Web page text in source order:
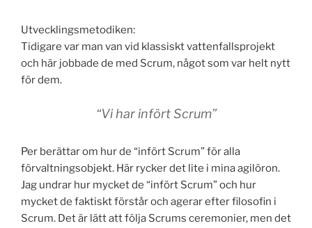
Utvecklingsmetodiken:
Tidigare var man van vid klassiskt vattenfallsprojekt
och här jobbade de med Scrum, något som var helt nytt
för dem.
“Vi har infört Scrum”
Per berättar om hur de “infört Scrum” för alla
förvaltningsobjekt. Här rycker det lite i mina agilöron.
Jag undrar hur mycket de “infört Scrum” och hur
mycket de faktiskt förstår och agerar efter filosofin i
Scrum. Det är lätt att följa Scrums ceremonier, men det